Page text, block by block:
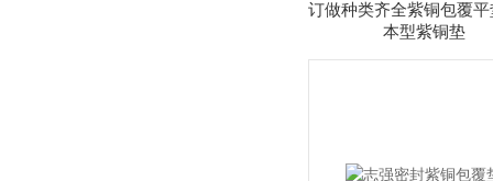
订做种类齐全紫铜包覆
本型紫铜垫